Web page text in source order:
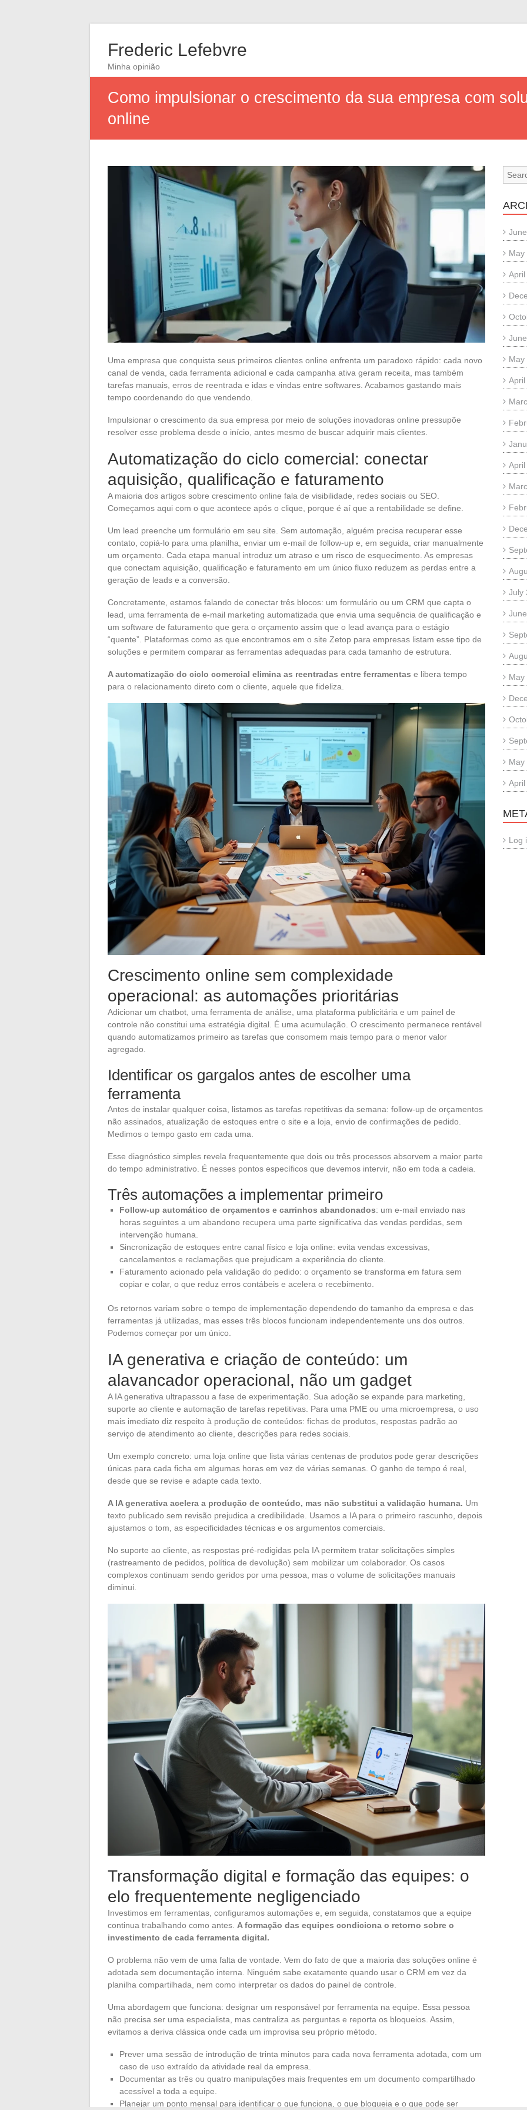
Frederic Lefebvre
Minha opinião
Como impulsionar o crescimento da sua empresa com
online
Uma empresa que conquista seus primeiros clientes online enfrenta um paradoxo rápido: cada novo
canal de venda, cada ferramenta adicional e cada campanha ativa geram receita, mas também
tarefas manuais, erros de reentrada e idas e vindas entre softwares. Acabamos gastando mais
tempo coordenando do que vendendo.
Impulsionar o crescimento da sua empresa por meio de soluções inovadoras online pressupõe
resolver esse problema desde o início, antes mesmo de buscar adquirir mais clientes.
Automatização do ciclo comercial: conectar
aquisição, qualificação e faturamento
A maioria dos artigos sobre crescimento online fala de visibilidade, redes sociais ou SEO.
Começamos aqui com o que acontece após o clique, porque é aí que a rentabilidade se define.
Um lead preenche um formulário em seu site. Sem automação, alguém precisa recuperar esse
contato, copiá-lo para uma planilha, enviar um e-mail de follow-up e, em seguida, criar manualmente
um orçamento. Cada etapa manual introduz um atraso e um risco de esquecimento. As empresas
que conectam aquisição, qualificação e faturamento em um único fluxo reduzem as perdas entre a
geração de leads e a conversão.
Concretamente, estamos falando de conectar três blocos: um formulário ou um CRM que capta o
lead, uma ferramenta de e-mail marketing automatizada que envia uma sequência de qualificação e
um software de faturamento que gera o orçamento assim que o lead avança para o estágio
“quente”. Plataformas como as que encontramos em o site Zetop para empresas listam esse tipo de
soluções e permitem comparar as ferramentas adequadas para cada tamanho de estrutura.
A automatização do ciclo comercial elimina as reentradas entre ferramentas e libera tempo
para o relacionamento direto com o cliente, aquele que fideliza.
Crescimento online sem complexidade
operacional: as automações prioritárias
Adicionar um chatbot, uma ferramenta de análise, uma plataforma publicitária e um painel de
controle não constitui uma estratégia digital. É uma acumulação. O crescimento permanece rentável
quando automatizamos primeiro as tarefas que consomem mais tempo para o menor valor
agregado.
Identificar os gargalos antes de escolher uma
ferramenta
Antes de instalar qualquer coisa, listamos as tarefas repetitivas da semana: follow-up de orçamentos
não assinados, atualização de estoques entre o site e a loja, envio de confirmações de pedido.
Medimos o tempo gasto em cada uma.
Esse diagnóstico simples revela frequentemente que dois ou três processos absorvem a maior parte
do tempo administrativo. É nesses pontos específicos que devemos intervir, não em toda a cadeia.
Três automações a implementar primeiro
Follow-up automático de orçamentos e carrinhos abandonados: um e-mail enviado nas
horas seguintes a um abandono recupera uma parte significativa das vendas perdidas, sem
intervenção humana.
Sincronização de estoques entre canal físico e loja online: evita vendas excessivas,
cancelamentos e reclamações que prejudicam a experiência do cliente.
Faturamento acionado pela validação do pedido: o orçamento se transforma em fatura sem
copiar e colar, o que reduz erros contábeis e acelera o recebimento.
Os retornos variam sobre o tempo de implementação dependendo do tamanho da empresa e das
ferramentas já utilizadas, mas esses três blocos funcionam independentemente uns dos outros.
Podemos começar por um único.
IA generativa e criação de conteúdo: um
alavancador operacional, não um gadget
A IA generativa ultrapassou a fase de experimentação. Sua adoção se expande para marketing,
suporte ao cliente e automação de tarefas repetitivas. Para uma PME ou uma microempresa, o uso
mais imediato diz respeito à produção de conteúdos: fichas de produtos, respostas padrão ao
serviço de atendimento ao cliente, descrições para redes sociais.
Um exemplo concreto: uma loja online que lista várias centenas de produtos pode gerar descrições
únicas para cada ficha em algumas horas em vez de várias semanas. O ganho de tempo é real,
desde que se revise e adapte cada texto.
A IA generativa acelera a produção de conteúdo, mas não substitui a validação humana. Um
texto publicado sem revisão prejudica a credibilidade. Usamos a IA para o primeiro rascunho, depois
ajustamos o tom, as especificidades técnicas e os argumentos comerciais.
No suporte ao cliente, as respostas pré-redigidas pela IA permitem tratar solicitações simples
(rastreamento de pedidos, política de devolução) sem mobilizar um colaborador. Os casos
complexos continuam sendo geridos por uma pessoa, mas o volume de solicitações manuais
diminui.
Transformação digital e formação das equipes: o
elo frequentemente negligenciado
Investimos em ferramentas, configuramos automações e, em seguida, constatamos que a equipe
continua trabalhando como antes. A formação das equipes condiciona o retorno sobre o
investimento de cada ferramenta digital.
O problema não vem de uma falta de vontade. Vem do fato de que a maioria das soluções online é
adotada sem documentação interna. Ninguém sabe exatamente quando usar o CRM em vez da
planilha compartilhada, nem como interpretar os dados do painel de controle.
Uma abordagem que funciona: designar um responsável por ferramenta na equipe. Essa pessoa
não precisa ser uma especialista, mas centraliza as perguntas e reporta os bloqueios. Assim,
evitamos a deriva clássica onde cada um improvisa seu próprio método.
Prever uma sessão de introdução de trinta minutos para cada nova ferramenta adotada, com um
caso de uso extraído da atividade real da empresa.
Documentar as três ou quatro manipulações mais frequentes em um documento compartilhado
acessível a toda a equipe.
Planejar um ponto mensal para identificar o que funciona, o que bloqueia e o que pode ser
May
May
July
May
May
Log